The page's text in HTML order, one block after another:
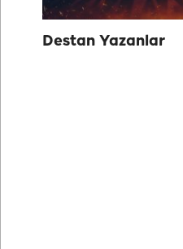
Destan Yazanlar